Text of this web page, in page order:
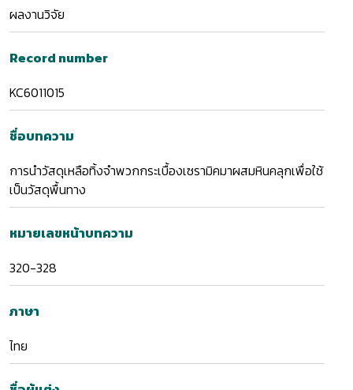
ผลงานวิจัย
Record number
KC6011015
ชื่อบทความ
การนำวัสดุเหลือทิ้งจำพวกกระเบื้องเซรามิคมาผสมหินคลุกเพื่อใช้
เป็นวัสดุพื้นทาง
หมายเลขหน้าบทความ
320-328
ภาษา
ไทย